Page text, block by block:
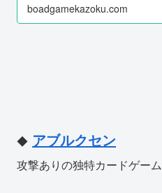
boadgamekazoku.com
◆ アブルクセン
攻撃ありの独特カードゲーム